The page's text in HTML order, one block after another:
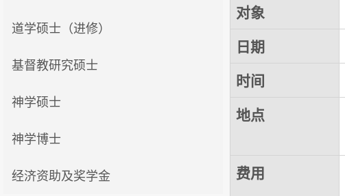
道学硕士（进修）
基督教研究硕士
神学硕士
神学博士
经济资助及奖学金
对象
日期
时间
地点
费用